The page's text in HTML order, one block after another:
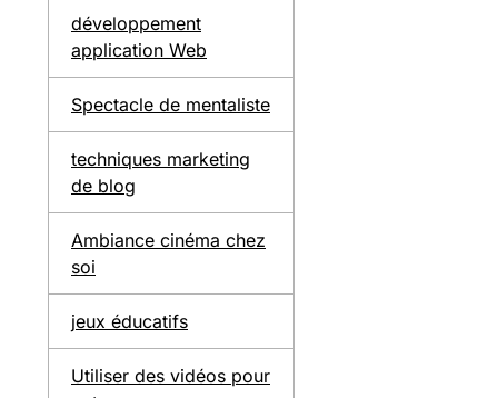
développement
application Web
Spectacle de mentaliste
techniques marketing
de blog
Ambiance cinéma chez
soi
jeux éducatifs
Utiliser des vidéos pour